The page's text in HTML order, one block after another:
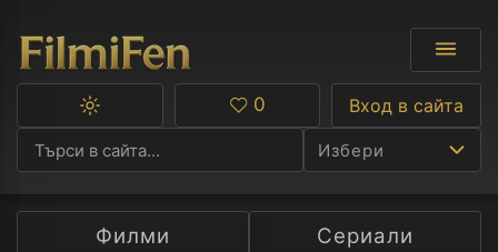
Избери
Ф
Превключване
тъмна
тема
Любими
0 Вход в сайта
Филми
Сериали